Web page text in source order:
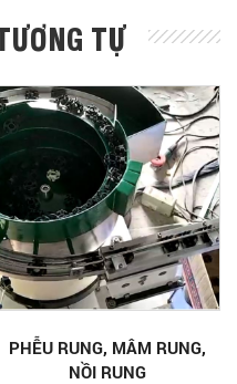
TỰ
PHỄU RUNG, MÂM RUNG,
NỒI RUNG